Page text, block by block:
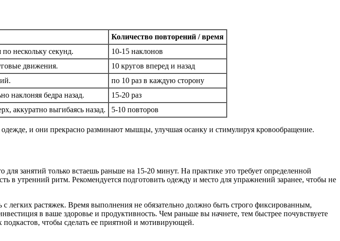
Количество повторений / время
нескольку секунд.
10-15 наклонов
движения.
10 кругов вперед и назад
по 10 раз в каждую сторону
наклоняя бедра назад.
15-20 раз
аккуратно выгибаясь назад. 5-10 повторов
и они прекрасно разминают мышцы, улучшая осанку и стимулируя кровообращение.
занятий только встаешь раньше на 15-20 минут. На практике это требует определенной
в утренний ритм. Рекомендуется подготовить одежду и место для упражнений заранее, чтобы не
легких растяжек. Время выполнения не обязательно должно быть строго фиксированным,
в ваше здоровье и продуктивность. Чем раньше вы начнете, тем быстрее почувствуете
чтобы сделать ее приятной и мотивирующей.